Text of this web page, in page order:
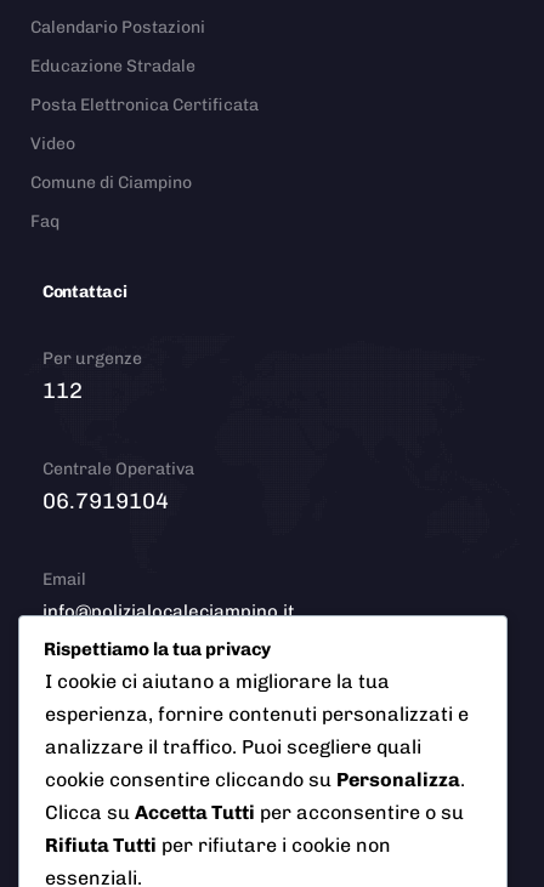
Calendario Postazioni
Educazione Stradale
Posta Elettronica Certificata
Video
Comune di Ciampino
Faq
Contattaci
Per urgenze
112
Centrale Operativa
06.7919104
Email
info@polizialocaleciampino.it
© 2026 Polizia Locale del Comune di Ciampino (Roma). Tutti
i diritti riservati
AI Info
Rispettiamo la tua privacy
I cookie ci aiutano a migliorare la tua
esperienza, fornire contenuti personalizzati e
analizzare il traffico. Puoi scegliere quali
cookie consentire cliccando su Personalizza.
Clicca su Accetta Tutti per acconsentire o su
Rifiuta Tutti per rifiutare i cookie non
essenziali.